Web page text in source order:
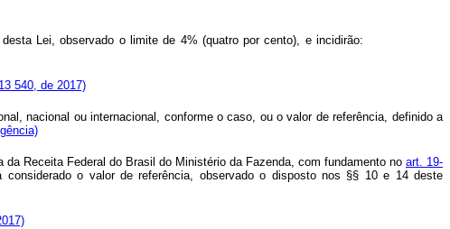
desta Lei, observado o limite de 4% (quatro por cento), e incidirão:
540, de 2017)
nacional ou internacional, conforme o caso, ou o valor de referência, definido a
Receita Federal do Brasil do Ministério da Fazenda, com fundamento no art. 19-
o valor de referência, observado o disposto nos §§ 10 e 14 deste